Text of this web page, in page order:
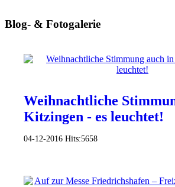
Blog- & Fotogalerie
Weihnachtliche
Kitzingen - es leuchtet!
04-12-2016 Hits:5658